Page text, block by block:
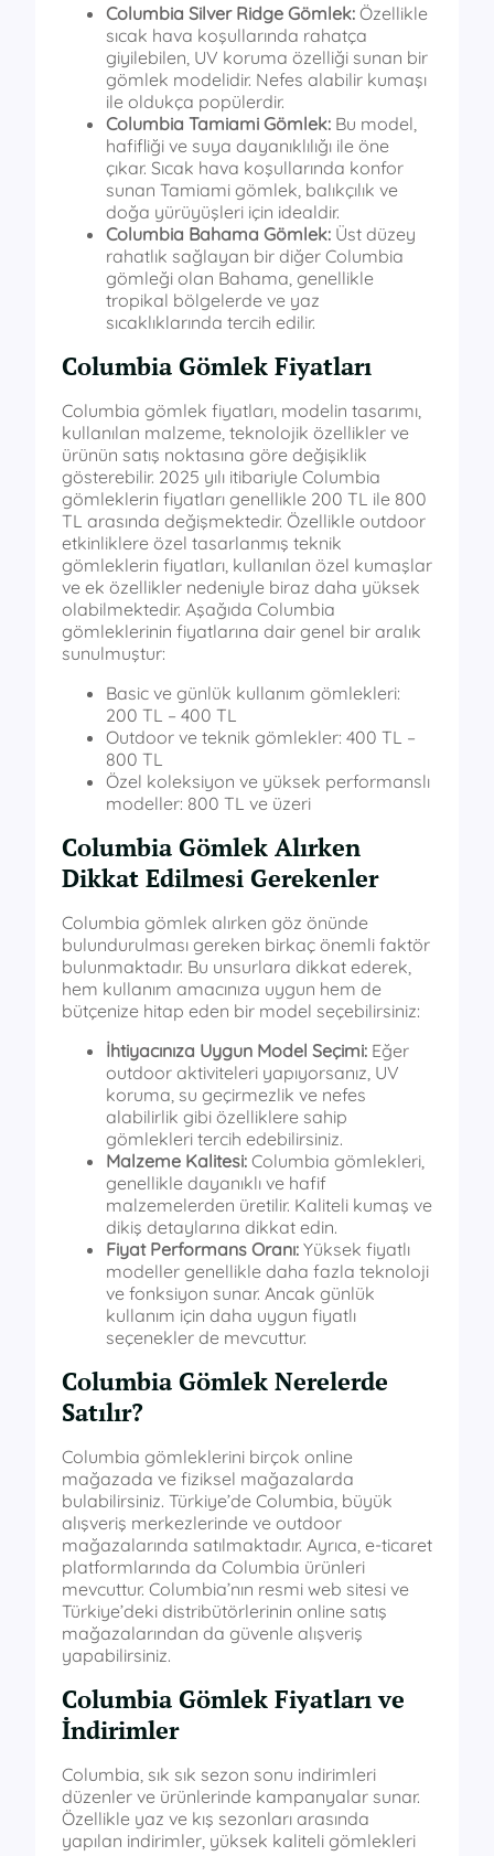
Columbia Silver Ridge Gömlek: Özellikle
sıcak hava koşullarında rahatça
giyilebilen, UV koruma özelliği sunan bir
gömlek modelidir. Nefes alabilir kumaşı
ile oldukça popülerdir.
Columbia Tamiami Gömlek: Bu model,
hafifliği ve suya dayanıklılığı ile öne
çıkar. Sıcak hava koşullarında konfor
sunan Tamiami gömlek, balıkçılık ve
doğa yürüyüşleri için idealdir.
Columbia Bahama Gömlek: Üst düzey
rahatlık sağlayan bir diğer Columbia
gömleği olan Bahama, genellikle
tropikal bölgelerde ve yaz
sıcaklıklarında tercih edilir.
Columbia Gömlek Fiyatları
Columbia gömlek fiyatları, modelin tasarımı,
kullanılan malzeme, teknolojik özellikler ve
ürünün satış noktasına göre değişiklik
gösterebilir. 2025 yılı itibariyle Columbia
gömleklerin fiyatları genellikle 200 TL ile 800
TL arasında değişmektedir. Özellikle outdoor
etkinliklere özel tasarlanmış teknik
gömleklerin fiyatları, kullanılan özel kumaşlar
ve ek özellikler nedeniyle biraz daha yüksek
olabilmektedir. Aşağıda Columbia
gömleklerinin fiyatlarına dair genel bir aralık
sunulmuştur:
Basic ve günlük kullanım gömlekleri:
200 TL – 400 TL
Outdoor ve teknik gömlekler: 400 TL –
800 TL
Özel koleksiyon ve yüksek performanslı
modeller: 800 TL ve üzeri
Columbia Gömlek Alırken
Dikkat Edilmesi Gerekenler
Columbia gömlek alırken göz önünde
bulundurulması gereken birkaç önemli faktör
bulunmaktadır. Bu unsurlara dikkat ederek,
hem kullanım amacınıza uygun hem de
bütçenize hitap eden bir model seçebilirsiniz:
İhtiyacınıza Uygun Model Seçimi: Eğer
outdoor aktiviteleri yapıyorsanız, UV
koruma, su geçirmezlik ve nefes
alabilirlik gibi özelliklere sahip
gömlekleri tercih edebilirsiniz.
Malzeme Kalitesi: Columbia gömlekleri,
genellikle dayanıklı ve hafif
malzemelerden üretilir. Kaliteli kumaş ve
dikiş detaylarına dikkat edin.
Fiyat Performans Oranı: Yüksek fiyatlı
modeller genellikle daha fazla teknoloji
ve fonksiyon sunar. Ancak günlük
kullanım için daha uygun fiyatlı
seçenekler de mevcuttur.
Columbia Gömlek Nerelerde
Satılır?
Columbia gömleklerini birçok online
mağazada ve fiziksel mağazalarda
bulabilirsiniz. Türkiye’de Columbia, büyük
alışveriş merkezlerinde ve outdoor
mağazalarında satılmaktadır. Ayrıca, e-ticaret
platformlarında da Columbia ürünleri
mevcuttur. Columbia’nın resmi web sitesi ve
Türkiye’deki distribütörlerinin online satış
mağazalarından da güvenle alışveriş
yapabilirsiniz.
Columbia Gömlek Fiyatları ve
İndirimler
Columbia, sık sık sezon sonu indirimleri
düzenler ve ürünlerinde kampanyalar sunar.
Özellikle yaz ve kış sezonları arasında
yapılan indirimler, yüksek kaliteli gömlekleri